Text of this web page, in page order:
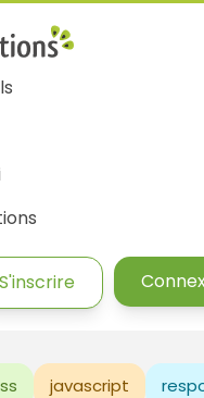
S'inscrire
javascript